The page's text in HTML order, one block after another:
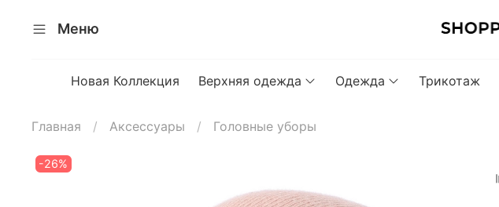
Меню
Новая Коллекция Верхняя одежда Одежда Трикотаж
Главная Аксессуары Головные уборы
-26%